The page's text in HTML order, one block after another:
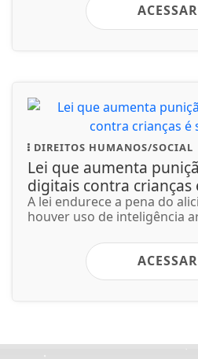
ACESSAR
DIREITOS HUMANOS/SOCIAL
Lei que aumenta
digitais contra crianças
A lei endurece a pena do
houver uso de inteligência
ACESSAR